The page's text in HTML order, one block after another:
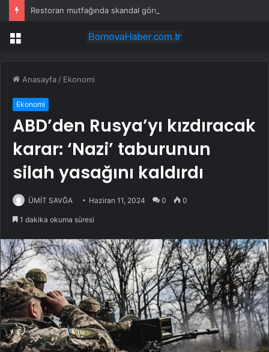
Menü
Anasayfa / Ekonomi
Ekonomi
ABD’den Rusya’yı kızdıracak
karar: ‘Nazi’ taburunun
silah yasağını kaldırdı
ÜMİT SAVĞA Haziran 11, 2024 0 0
1 dakika okuma süresi